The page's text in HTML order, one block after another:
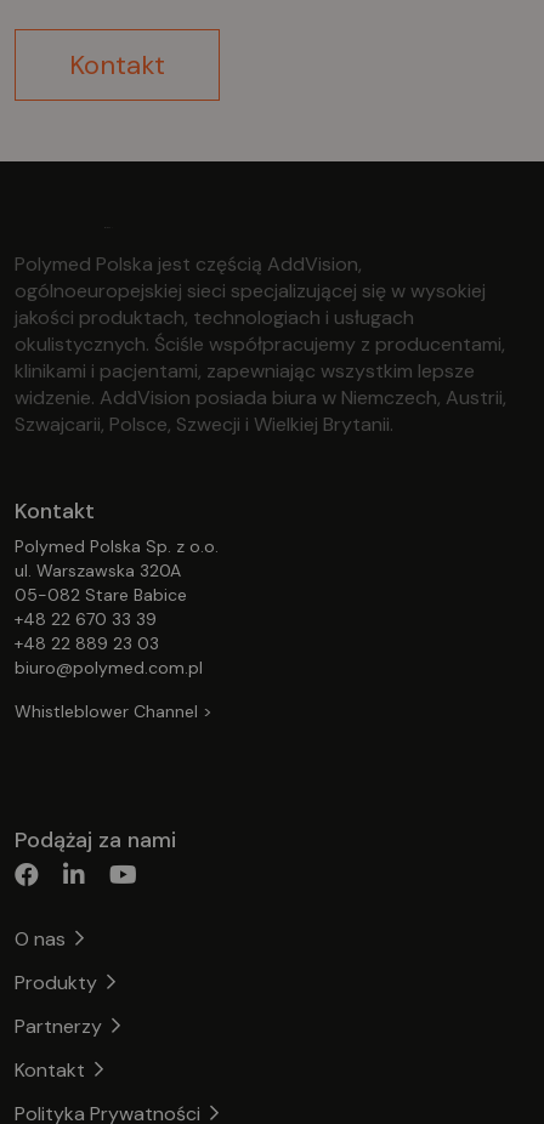
Kontakt
Polymed Polska jest częścią AddVision,
ogólnoeuropejskiej sieci specjalizującej się w wysokiej
jakości produktach, technologiach i usługach
okulistycznych. Ściśle współpracujemy z producentami,
klinikami i pacjentami, zapewniając wszystkim lepsze
widzenie. AddVision posiada biura w Niemczech, Austrii,
Szwajcarii, Polsce, Szwecji i Wielkiej Brytanii.
Kontakt
Polymed Polska Sp. z o.o.
ul. Warszawska 320A
05-082 Stare Babice
+48 22 670 33 39
+48 22 889 23 03
biuro@polymed.com.pl
Whistleblower Channel >
Podążaj za nami
O nas
Produkty
Partnerzy
Kontakt
Polityka Prywatności